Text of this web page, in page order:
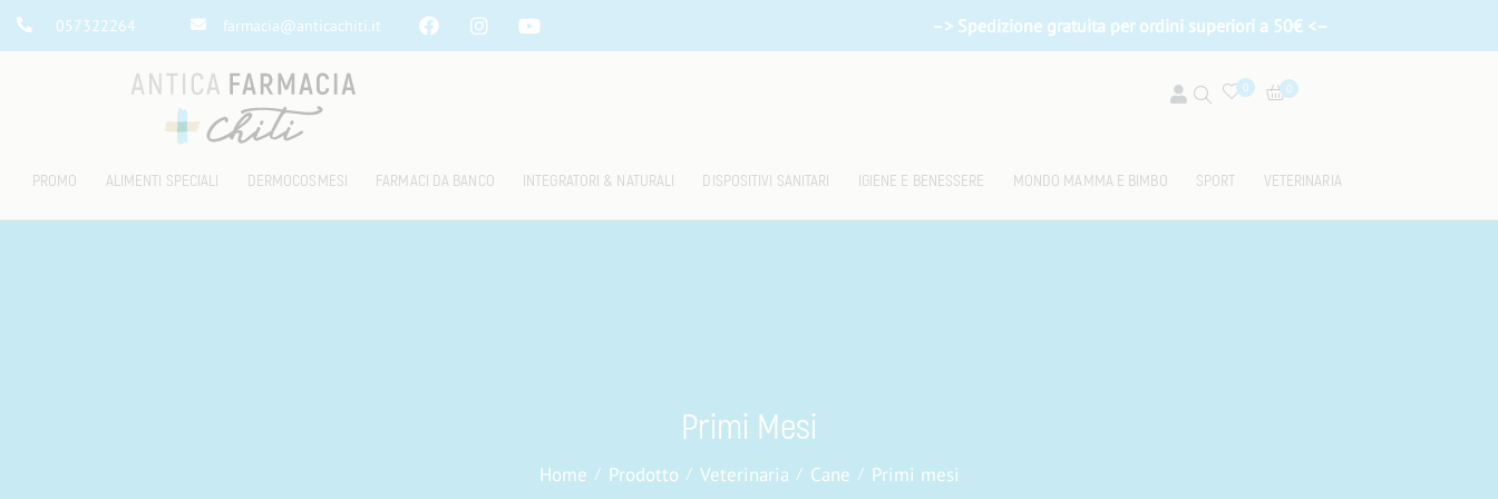
057322264 farmacia@anticachiti.it –> Spedizione gratuita per ordini superiori a 50€ <–
0 0
PROMO ALIMENTI SPECIALI DERMOCOSMESI FARMACI DA BANCO INTEGRATORI & NATURALI DISPOSITIVI SANITARI IGIENE E BENESSERE MONDO MAMMA E BIMBO SPORT VETERINARIA
Primi Mesi
Home Prodotto Veterinaria Cane Primi mesi